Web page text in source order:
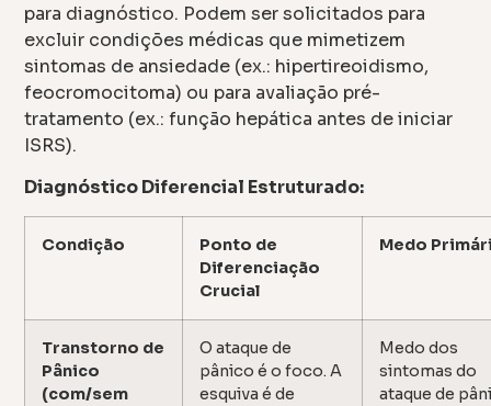
para diagnóstico. Podem ser solicitados para
excluir condições médicas que mimetizem
sintomas de ansiedade (ex.: hipertireoidismo,
feocromocitoma) ou para avaliação pré-
tratamento (ex.: função hepática antes de iniciar
ISRS).
Diagnóstico Diferencial Estruturado:
Condição
Ponto de
Diferenciação
Crucial
Medo
Transtorno de
Pânico
(com/sem
O ataque de
pânico é o foco. A
esquiva é de
Medo dos
sintomas do
ataque de